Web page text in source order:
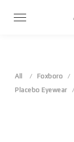
All Foxboro
Placebo Eyewear